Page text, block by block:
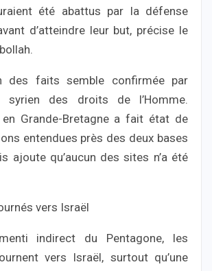
été abattus par la défense
d’atteindre leur but, précise le
des faits semble confirmée par
syrien des droits de l’Homme.
en Grande-Bretagne a fait état de
entendues près des deux bases
ajoute qu’aucun des sites n’a été
vers Israël
indirect du Pentagone, les
vers Israël, surtout qu’une